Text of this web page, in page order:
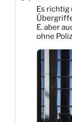
Dittmann
Bluesky
ansehen
Es richtig
E. aber
ohne